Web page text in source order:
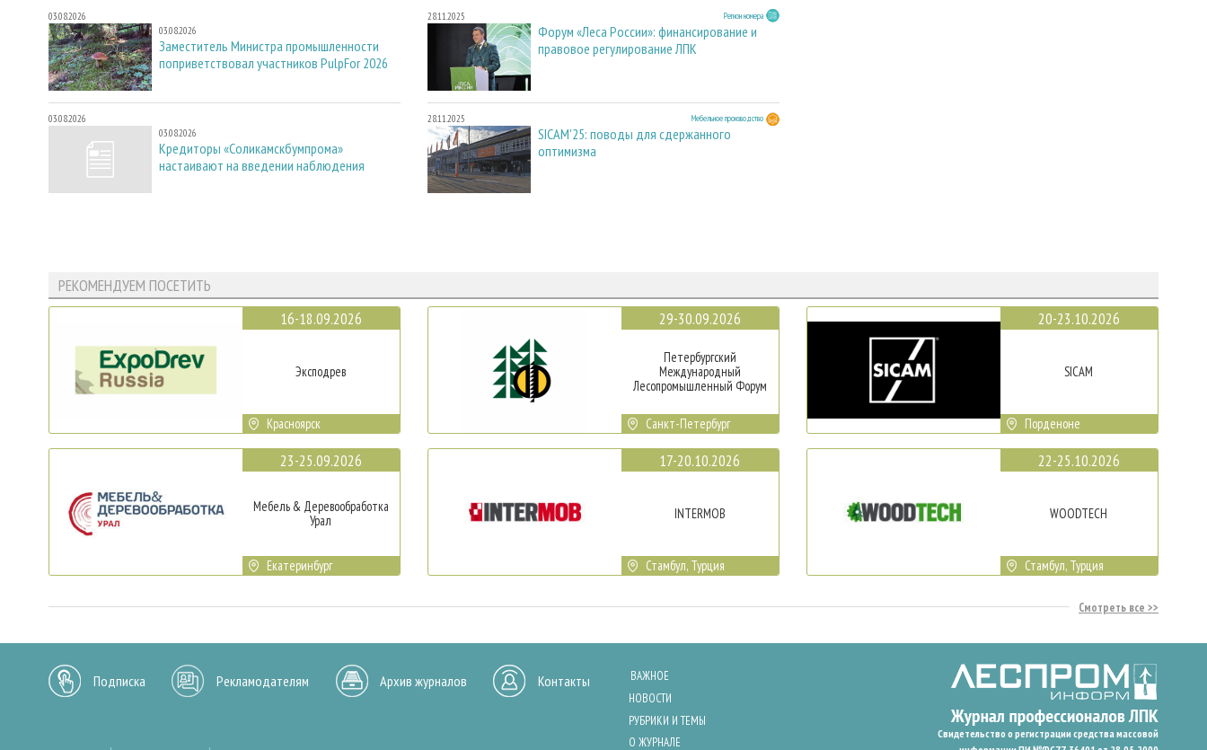
03.08.2026
03.08.2026
Заместитель Министра промышленности
поприветствовал участников PulpFor 2026
03.08.2026
03.08.2026
Кредиторы «Соликамскбумпрома»
настаивают на введении наблюдения
28.11.2025 Регион номера
Форум «Леса России»: финансирование и
правовое регулирование ЛПК
28.11.2025 Мебельное производство
SICAM'25: поводы для сдержанного
оптимизма
РЕКОМЕНДУЕМ ПОСЕТИТЬ
16-18.09.2026
Эксподрев
Красноярск
23-25.09.2026
Мебель & Деревообработка
Урал
Екатеринбург
29-30.09.2026
Петербургский
Международный
Лесопромышленный Форум
Санкт-Петербург
17-20.10.2026
INTERMOB
Стамбул, Турция
20-23.10.2026
SICAM
Порденоне
22-25.10.2026
WOODTECH
Стамбул, Турция
Смотреть все
Подписка Рекламодателям Архив журналов Контакты
ВАЖНОЕ
НОВОСТИ
РУБРИКИ И ТЕМЫ
О ЖУРНАЛЕ
Свидетельство о регистрации средства массовой